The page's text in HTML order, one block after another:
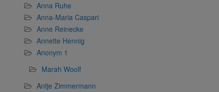
Anna Ruhe
Anna-Maria Caspari
Anne Reinecke
Annette Hennig
Anonym 1
Marah Woolf
Antje Zimmermann